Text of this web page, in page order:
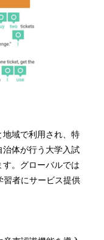
地域で利用され、特
治体が行う大学入試
。グローバルでは
習者にサービス提供